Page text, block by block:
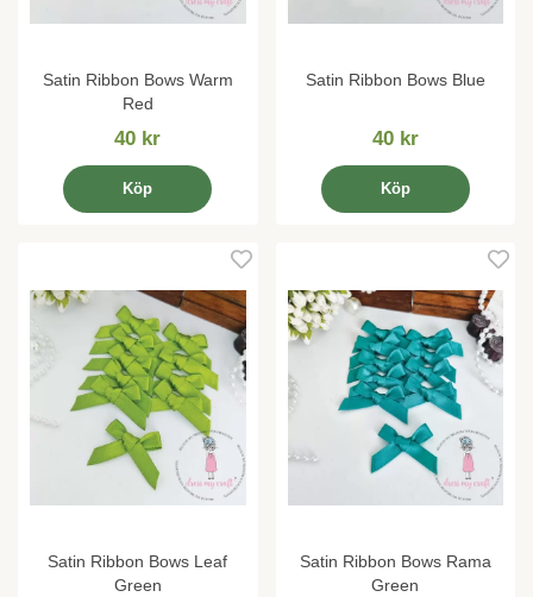
Satin Ribbon Bows Warm
Red
40 kr
Köp
Satin Ribbon Bows Blue
40 kr
Köp
Satin Ribbon Bows Leaf
Green
Satin Ribbon Bows Rama
Green